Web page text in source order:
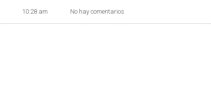
10:28 am No hay comentarios